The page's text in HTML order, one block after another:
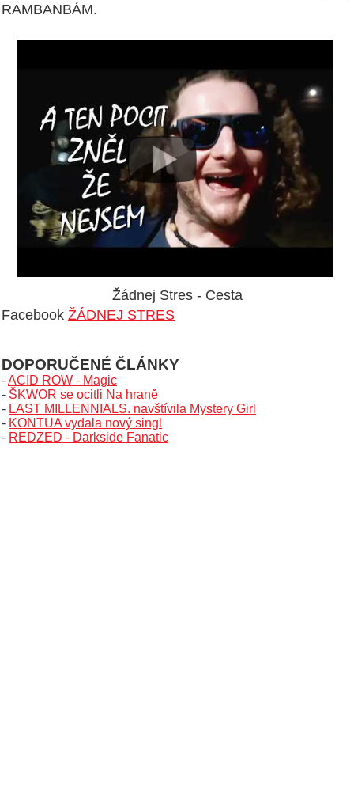
RAMBANBÁM.
Žádnej Stres - Cesta
Facebook ŽÁDNEJ STRES
DOPORUČENÉ ČLÁNKY
-ACID ROW - Magic
- ŠKWOR se ocitli Na hraně
- LAST MILLENNIALS. navštívila Mystery Girl
- KONTUA vydala nový singl
- REDZED - Darkside Fanatic